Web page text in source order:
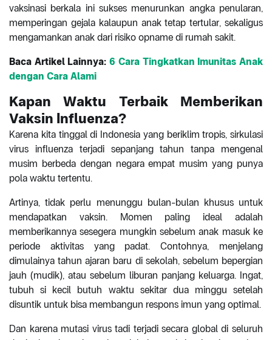
vaksinasi berkala ini sukses menurunkan angka penularan,
memperingan gejala kalaupun anak tetap tertular, sekaligus
mengamankan anak dari risiko opname di rumah sakit.
Baca Artikel Lainnya:6 Cara Tingkatkan Imunitas Anak
dengan Cara Alami
Kapan Waktu Terbaik Memberikan
Vaksin Influenza?
Karena kita tinggal di Indonesia yang beriklim tropis, sirkulasi
virus influenza terjadi sepanjang tahun tanpa mengenal
musim berbeda dengan negara empat musim yang punya
pola waktu tertentu.
Artinya, tidak perlu menunggu bulan-bulan khusus untuk
mendapatkan vaksin. Momen paling ideal adalah
memberikannya sesegera mungkin sebelum anak masuk ke
periode aktivitas yang padat. Contohnya, menjelang
dimulainya tahun ajaran baru di sekolah, sebelum bepergian
jauh (mudik), atau sebelum liburan panjang keluarga. Ingat,
tubuh si kecil butuh waktu sekitar dua minggu setelah
disuntik untuk bisa membangun respons imun yang optimal.
Dan karena mutasi virus tadi terjadi secara global di seluruh